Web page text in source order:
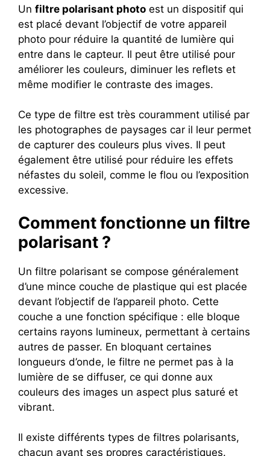
Un filtre polarisant photo est un dispositif qui
est placé devant l’objectif de votre appareil
photo pour réduire la quantité de lumière qui
entre dans le capteur. Il peut être utilisé pour
améliorer les couleurs, diminuer les reflets et
même modifier le contraste des images.
Ce type de filtre est très couramment utilisé par
les photographes de paysages car il leur permet
de capturer des couleurs plus vives. Il peut
également être utilisé pour réduire les effets
néfastes du soleil, comme le flou ou l’exposition
excessive.
Comment fonctionne un filtre
polarisant ?
Un filtre polarisant se compose généralement
d’une mince couche de plastique qui est placée
devant l’objectif de l’appareil photo. Cette
couche a une fonction spécifique : elle bloque
certains rayons lumineux, permettant à certains
autres de passer. En bloquant certaines
longueurs d’onde, le filtre ne permet pas à la
lumière de se diffuser, ce qui donne aux
couleurs des images un aspect plus saturé et
vibrant.
Il existe différents types de filtres polarisants,
chacun ayant ses propres caractéristiques.